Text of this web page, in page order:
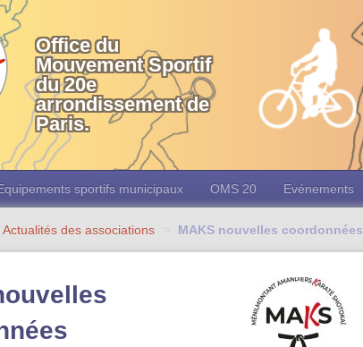
Office du
Mouvement Sportif
du 20e
arrondissement de
Paris.
sportifs municipaux OMS 20 Evénements
Actualités des associations > MAKS nouvelles coordonnées